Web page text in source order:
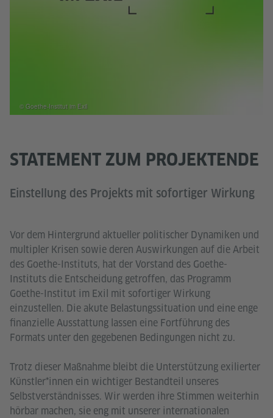
STATEMENT ZUM PROJEKTENDE
Einstellung des Projekts mit sofortiger Wirkung
Vor dem Hintergrund aktueller politischer Dynamiken und
multipler Krisen sowie deren Auswirkungen auf die Arbeit
des Goethe-Instituts, hat der Vorstand des Goethe-
Instituts die Entscheidung getroffen, das Programm
Goethe-Institut im Exil mit sofortiger Wirkung
einzustellen. Die akute Belastungssituation und eine enge
finanzielle Ausstattung lassen eine Fortführung des
Formats unter den gegebenen Bedingungen nicht zu.
Trotz dieser Maßnahme bleibt die Unterstützung exilierter
Künstler*innen ein wichtiger Bestandteil unseres
Selbstverständnisses. Wir werden ihre Stimmen weiterhin
hörbar machen, sie eng mit unserer internationalen
© Goethe-Institut im Exil